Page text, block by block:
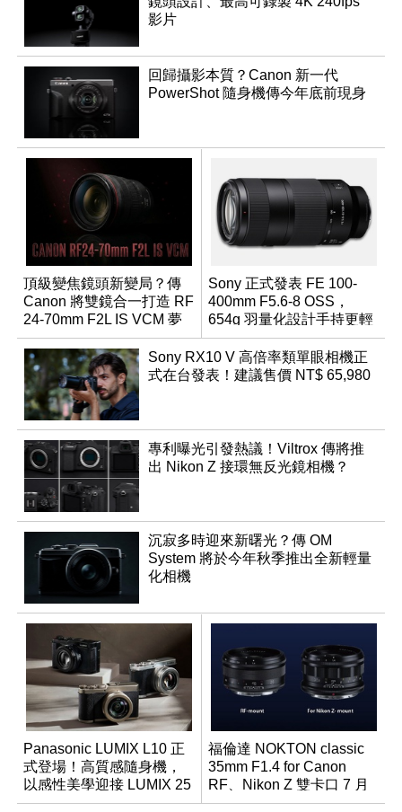
影片
回歸攝影本質？Canon 新一代
PowerShot 隨身機傳今年底前現身
頂級變焦鏡頭新變局？傳
Canon 將雙鏡合一打造 RF
24-70mm F2L IS VCM 夢
幻規格
Sony 正式發表 FE 100-
400mm F5.6-8 OSS，
654g 羽量化設計手持更輕
鬆
Sony RX10 V 高倍率類單眼相機正
式在台發表！建議售價 NT$ 65,980
專利曝光引發熱議！Viltrox 傳將推
出 Nikon Z 接環無反光鏡相機？
沉寂多時迎來新曙光？傳 OM
System 將於今年秋季推出全新輕量
化相機
Panasonic LUMIX L10 正
式登場！高質感隨身機，
以感性美學迎接 LUMIX 25
週年
福倫達 NOKTON classic
35mm F1.4 for Canon
RF、Nikon Z 雙卡口 7 月
同步登台